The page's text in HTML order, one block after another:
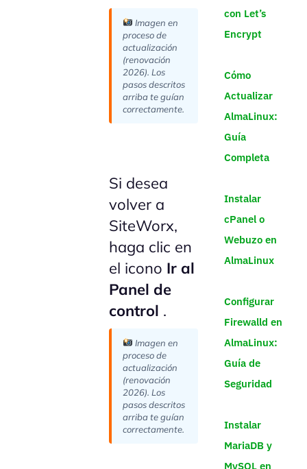
Imagen en
proceso de
actualización
(renovación
2026). Los
pasos descritos
arriba te guían
correctamente.
Si desea
volver a
SiteWorx,
haga clic en
el icono Ir al
Panel de
control .
Imagen en
proceso de
actualización
(renovación
2026). Los
pasos descritos
arriba te guían
correctamente.
con Let’s
Encrypt
Cómo
Actualizar
AlmaLinux:
Guía
Completa
Instalar
cPanel o
Webuzo en
AlmaLinux
Configurar
Firewalld en
AlmaLinux:
Guía de
Seguridad
Instalar
MariaDB y
MySQL en